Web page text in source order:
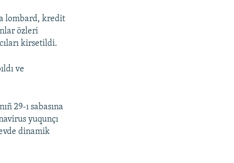
lombard, kredit
özleri
kirsetildi.
ve
29-ı sabasına
yuqunçı
dinamik